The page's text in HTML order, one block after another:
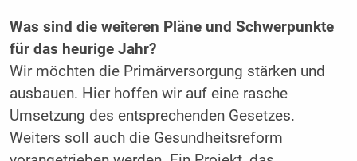
Was sind die weiteren Pläne und Schwerpunkte
für das heurige Jahr?
Wir möchten die Primärversorgung stärken und
ausbauen. Hier hoffen wir auf eine rasche
Umsetzung des entsprechenden Gesetzes.
Weiters soll auch die Gesundheitsreform